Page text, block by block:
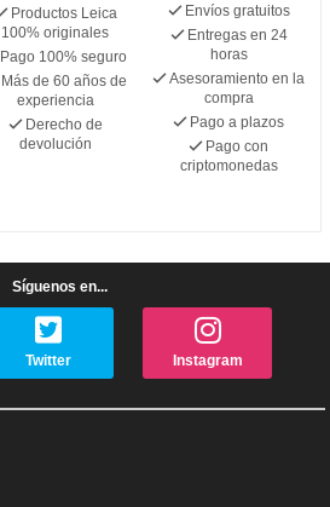
Productos Leica
100% originales
Pago 100% seguro
Más de 60 años de
experiencia
Derecho de
devolución
Envíos gratuitos
Entregas en 24
horas
Asesoramiento en la
compra
Pago a plazos
Pago con
criptomonedas
Síguenos en...
Twitter Instagram